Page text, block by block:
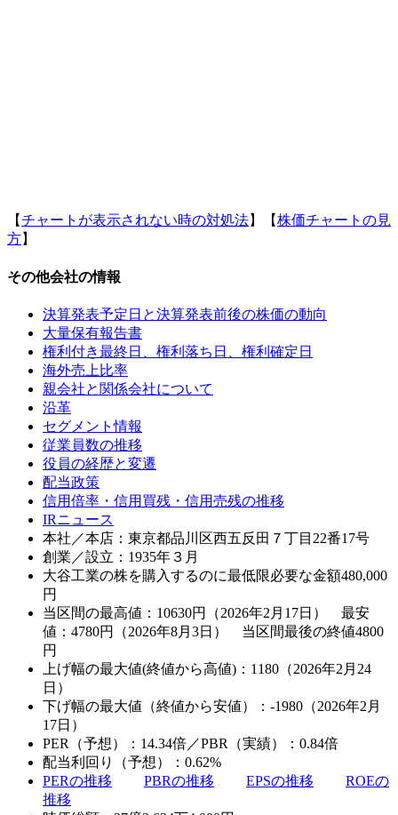
【チャートが表示されない時の対処法】【株価チャートの見
方】
その他会社の情報
決算発表予定日と決算発表前後の株価の動向
大量保有報告書
権利付き最終日、権利落ち日、権利確定日
海外売上比率
親会社と関係会社について
沿革
セグメント情報
従業員数の推移
役員の経歴と変遷
配当政策
信用倍率・信用買残・信用売残の推移
IRニュース
本社／本店：東京都品川区西五反田７丁目22番17号
創業／設立：1935年３月
大谷工業の株を購入するのに最低限必要な金額480,000
円
当区間の最高値：10630円（2026年2月17日） 最安
値：4780円（2026年8月3日） 当区間最後の終値4800
円
上げ幅の最大値(終値から高値)：1180（2026年2月24
日）
下げ幅の最大値（終値から安値）：-1980（2026年2月
17日）
PER（予想）：14.34倍／PBR（実績）：0.84倍
配当利回り（予想）：0.62%
PERの推移
PBRの推移 EPSの推移
ROEの
推移